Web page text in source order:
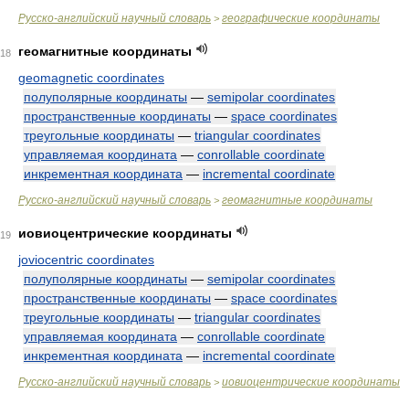
Русско-английский научный словарь > географические координаты
18
геомагнитные координаты
geomagnetic coordinates
полуполярные координаты — semipolar coordinates
пространственные координаты — space coordinates
треугольные координаты — triangular coordinates
управляемая координата — conrollable coordinate
инкрементная координата — incremental coordinate
Русско-английский научный словарь > геомагнитные координаты
19
иовиоцентрические координаты
joviocentric coordinates
полуполярные координаты — semipolar coordinates
пространственные координаты — space coordinates
треугольные координаты — triangular coordinates
управляемая координата — conrollable coordinate
инкрементная координата — incremental coordinate
Русско-английский научный словарь > иовиоцентрические координаты